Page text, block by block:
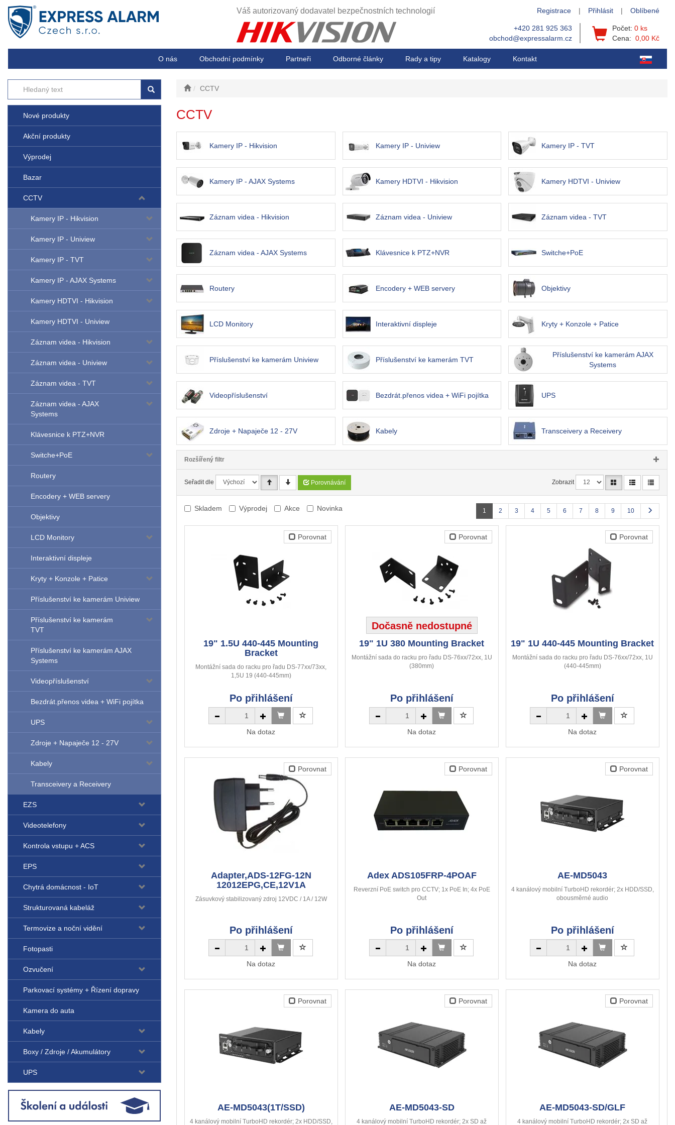
Váš autorizovaný dodavatel bezpečnostních technologií Registrace | Přihlásit | Oblíbené
+420 281 925 363
obchod@expressalarm.cz
Počet: 0 ks
Cena: 0,00 Kč
O nás Obchodní podmínky Partneři Odborné články Rady a tipy Katalogy Kontakt
Nové produkty
Akční produkty
Výprodej
Bazar
CCTV
Kamery IP - Hikvision
Kamery IP - Uniview
Kamery IP - TVT
Kamery IP - AJAX Systems
Kamery HDTVI - Hikvision
Kamery HDTVI - Uniview
Záznam videa - Hikvision
Záznam videa - Uniview
Záznam videa - TVT
Záznam videa - AJAX
Systems
Klávesnice k PTZ+NVR
Switche+PoE
Routery
Encodery + WEB servery
Objektivy
LCD Monitory
Interaktivní displeje
Kryty + Konzole + Patice
Příslušenství ke kamerám Uniview
Příslušenství ke kamerám
TVT
Příslušenství ke kamerám AJAX
Systems
Videopříslušenství
Bezdrát.přenos videa + WiFi pojítka
UPS
Zdroje + Napaječe 12 - 27V
Kabely
Transceivery a Receivery
EZS
Videotelefony
Kontrola vstupu + ACS
EPS
Chytrá domácnost - IoT
Strukturovaná kabeláž
Termovize a noční vidění
Fotopasti
Ozvučení
Parkovací systémy + Řízení dopravy
Kamera do auta
Kabely
Boxy / Zdroje / Akumulátory
UPS
CCTV
CCTV
Kamery IP - Hikvision Kamery IP - Uniview Kamery IP - TVT
Kamery IP - AJAX Systems Kamery HDTVI - Hikvision Kamery HDTVI - Uniview
Záznam videa - Hikvision Záznam videa - Uniview Záznam videa - TVT
Záznam videa - AJAX Systems Klávesnice k PTZ+NVR Switche+PoE
Routery Encodery + WEB servery Objektivy
LCD Monitory Interaktivní displeje Kryty + Konzole + Patice
Příslušenství ke kamerám Uniview Příslušenství ke kamerám TVT
Příslušenství ke kamerám AJAX
Systems
Videopříslušenství Bezdrát.přenos videa + WiFi pojítka UPS
Zdroje + Napaječe 12 - 27V Kabely Transceivery a Receivery
Rozšířený filtr
Seřadit dle Porovnávání Zobrazit
Skladem Výprodej Akce Novinka 1 2 3 4 5 6 7 8 9 10
Porovnat
19" 1.5U 440-445 Mounting
Bracket
Montážní sada do racku pro řadu DS-77xx/73xx,
1,5U 19 (440-445mm)
Po přihlášení
Na dotaz
Porovnat
Dočasně nedostupné
19" 1U 380 Mounting Bracket
Montážní sada do racku pro řadu DS-76xx/72xx, 1U
(380mm)
Po přihlášení
Na dotaz
Porovnat
19" 1U 440-445 Mounting Bracket
Montážní sada do racku pro řadu DS-76xx/72xx, 1U
(440-445mm)
Po přihlášení
Na dotaz
Porovnat
Adapter,ADS-12FG-12N
12012EPG,CE,12V1A
Zásuvkový stabilizovaný zdroj 12VDC / 1A / 12W
Po přihlášení
Na dotaz
Porovnat
Adex ADS105FRP-4POAF
Reverzní PoE switch pro CCTV; 1x PoE In; 4x PoE
Out
Po přihlášení
Na dotaz
Porovnat
AE-MD5043
4 kanálový mobilní TurboHD rekordér; 2x HDD/SSD,
obousměrné audio
Po přihlášení
Na dotaz
Porovnat
AE-MD5043(1T/SSD)
4 kanálový mobilní TurboHD rekordér; 2x HDD/SSD,
Porovnat
AE-MD5043-SD
4 kanálový mobilní TurboHD rekordér; 2x SD až
Porovnat
AE-MD5043-SD/GLF
4 kanálový mobilní TurboHD rekordér; 2x SD až